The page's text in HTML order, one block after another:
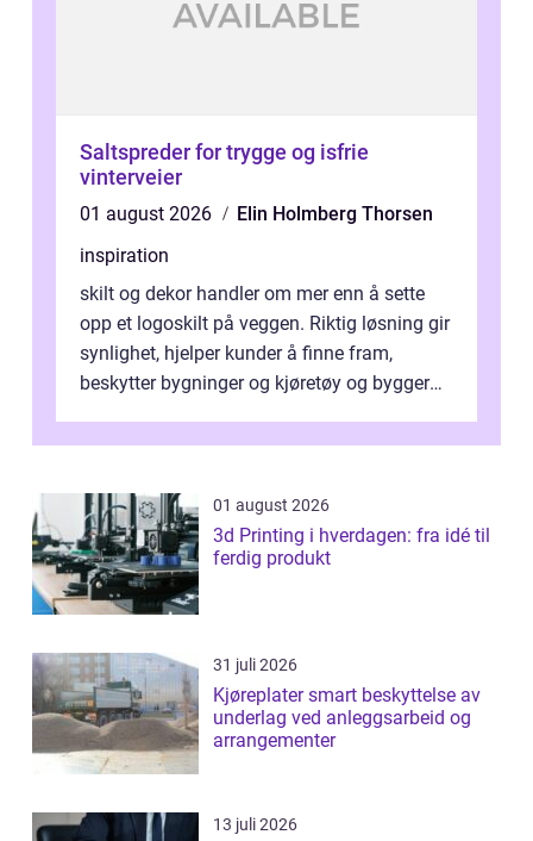
Saltspreder for trygge og isfrie
vinterveier
01 august 2026
Elin Holmberg Thorsen
inspiration
skilt og dekor handler om mer enn å sette
opp et logoskilt på veggen. Riktig løsning gir
synlighet, hjelper kunder å finne fram,
beskytter bygninger og kjøretøy og bygger
01 august 2026
3d Printing i hverdagen: fra idé til
ferdig produkt
31 juli 2026
Kjøreplater smart beskyttelse av
underlag ved anleggsarbeid og
arrangementer
13 juli 2026